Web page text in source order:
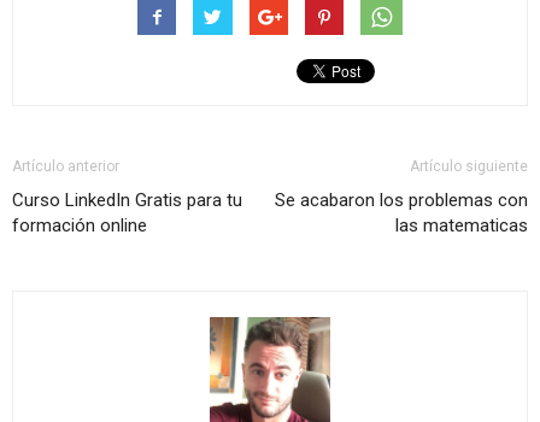
Artículo anterior
Curso LinkedIn Gratis para tu
formación online
Artículo siguiente
Se acabaron los problemas con
las matematicas